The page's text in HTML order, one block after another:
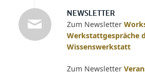
NEWSLETTER
Zum Newsletter
Werkstattgespräche
Wissenswerkstatt
Zum Newsletter